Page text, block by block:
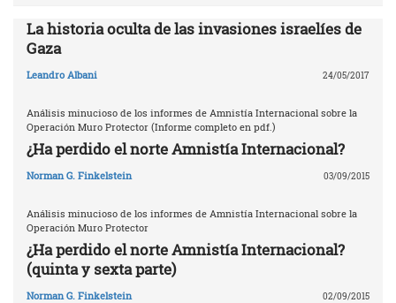
La historia oculta de las invasiones israelíes de
Gaza
Leandro Albani 24/05/2017
Análisis minucioso de los informes de Amnistía Internacional sobre la
Operación Muro Protector (Informe completo en pdf.)
¿Ha perdido el norte Amnistía Internacional?
Norman G. Finkelstein 03/09/2015
Análisis minucioso de los informes de Amnistía Internacional sobre la
Operación Muro Protector
¿Ha perdido el norte Amnistía Internacional?
(quinta y sexta parte)
Norman G. Finkelstein 02/09/2015